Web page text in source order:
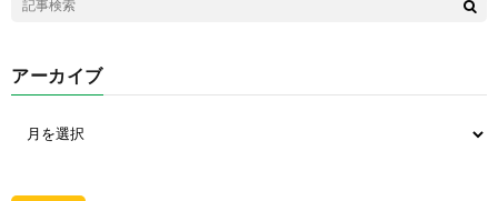
アーカイブ